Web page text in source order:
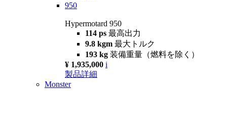
950
Hypermotard 950
114 ps 最高出力
9.8 kgm 最大トルク
193 kg 装備重量（燃料を除く）
¥ 1,935,000 i
製品詳細
Monster